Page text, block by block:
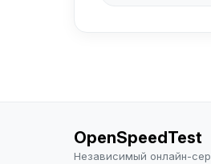
OpenSpeedTest
Независимый онлайн-